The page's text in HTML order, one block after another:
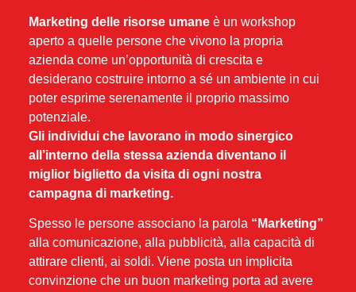
Marketing delle risorse umaneè un workshop
aperto a quelle persone che vivono la propria
azienda come un’opportunità di crescita e
desiderano costruire intorno a sé un ambiente in cui
poter esprime serenamente il proprio massimo
potenziale.
Gli individui che lavorano in modo sinergico
all’interno della stessa azienda diventano il
miglior biglietto da visita di ogni nostra
campagna di marketing.
Spesso le persone associano la parola “Marketing”
alla comunicazione, alla pubblicità, alla capacità di
attirare clienti, ai soldi. Viene posta un implicita
convinzione che un buon marketing porta ad avere